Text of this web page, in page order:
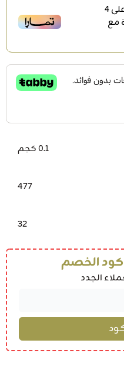
4
مع
0.1 كجم
477
32
الخصم
الجدد